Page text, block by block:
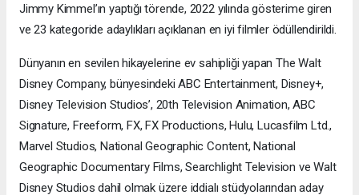
Jimmy Kimmel’ın yaptığı törende, 2022 yılında gösterime giren
ve 23 kategoride adaylıkları açıklanan en iyi filmler ödüllendirildi.
Dünyanın en sevilen hikayelerine ev sahipliği yapan The Walt
Disney Company, bünyesindeki ABC Entertainment, Disney+,
Disney Television Studios’, 20th Television Animation, ABC
Signature, Freeform, FX, FX Productions, Hulu, Lucasfilm Ltd.,
Marvel Studios, National Geographic Content, National
Geographic Documentary Films, Searchlight Television ve Walt
Disney Studios dahil olmak üzere iddialı stüdyolarından aday